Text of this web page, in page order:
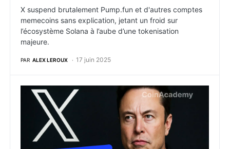
X suspend brutalement Pump.fun et d'autres comptes
memecoins sans explication, jetant un froid sur
l’écosystème Solana à l’aube d’une tokenisation
majeure.
PAR ALEX LEROUX 17 juin 2025
Elon Musk lâche les chevaux : X s’allie à Polymarket